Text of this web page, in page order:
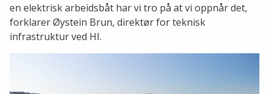
en elektrisk arbeidsbåt har vi tro på at vi oppnår det,
forklarer Øystein Brun, direktør for teknisk
infrastruktur ved HI.